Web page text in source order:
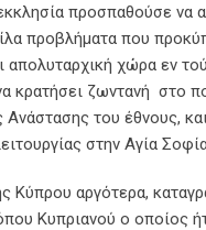
προσπαθούσε να
προβλήματα που
απολυταρχική χώρα εν
κρατήσει ζωντανή στο
του έθνους,
στην Αγία
Κύπρου αργότερα,
Κυπριανού ο οποίος